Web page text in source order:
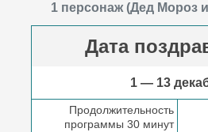
1 персонаж (Дед Мороз
Дата
1 — 13
Продолжительность
программы 30 минут